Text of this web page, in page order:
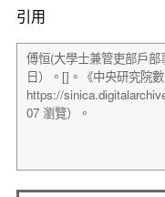
引用